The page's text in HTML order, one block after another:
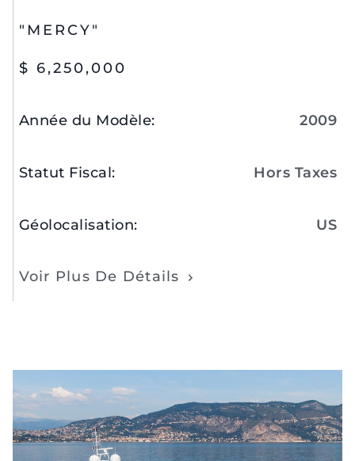
"MERCY"
$ 6,250,000
Année du Modèle: 2009
Statut Fiscal: Hors Taxes
Géolocalisation: US
Voir Plus De Détails